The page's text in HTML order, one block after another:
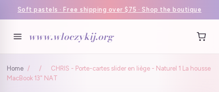
Soft pastels · Free shipping over $75 · Shop the boutique
www.wloczykij.org
Home / /
CHRIS - Porte-cartes slider en liège - Naturel 1 La housse
MacBook 13" NAT